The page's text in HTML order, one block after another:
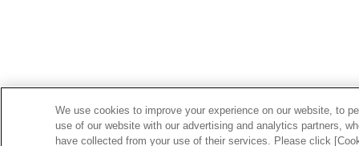
We use cookies to improve your experience on our website, to
use of our website with our advertising and analytics partners,
have collected from your use of their services. Please click